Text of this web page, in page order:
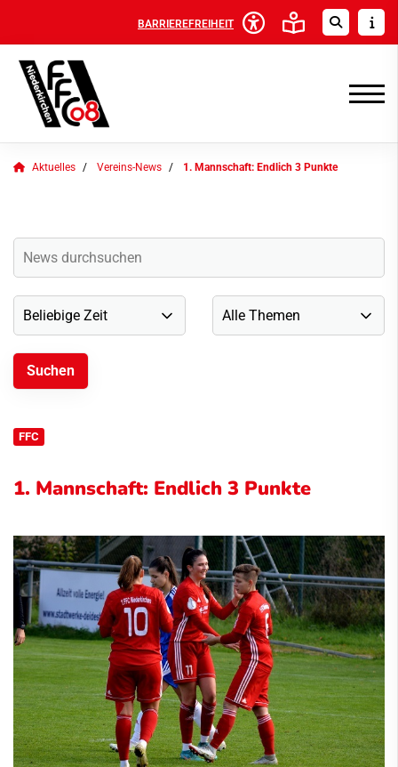
BARRIEREFREIHEIT
Aktuelles Vereins-News 1. Mannschaft: Endlich 3 Punkte
FFC
1. Mannschaft: Endlich 3 Punkte